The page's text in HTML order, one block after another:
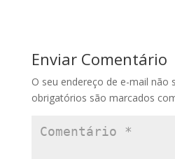
Enviar Comentário
O seu endereço de e-mail não
obrigatórios são marcados